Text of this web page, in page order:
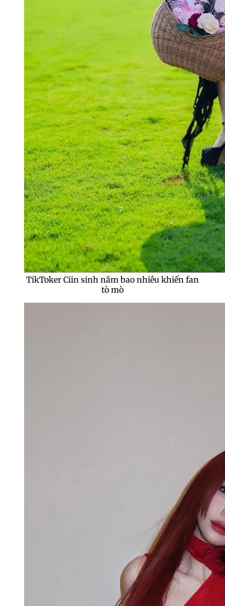
TikToker Ciin sinh năm bao nhiêu khiến fan
tò mò